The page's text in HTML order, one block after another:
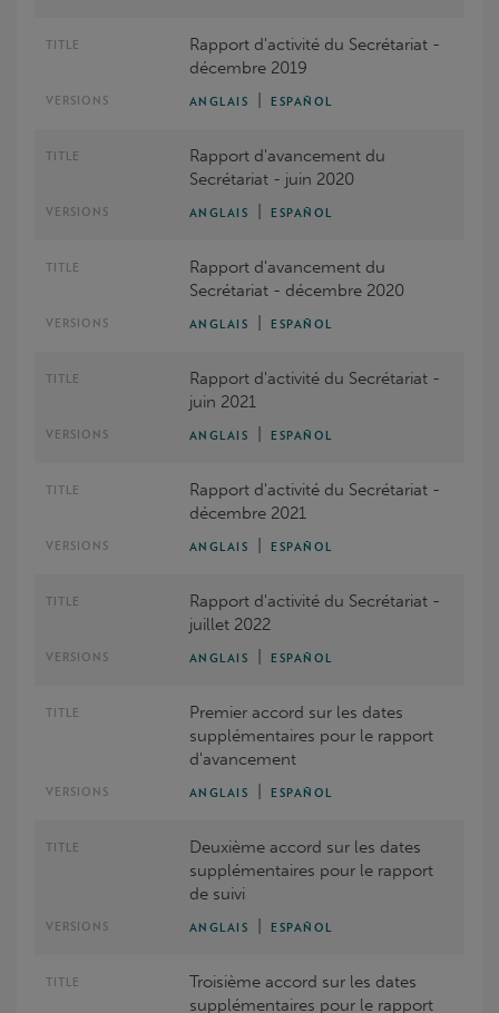
Rapport d'activité du Secrétariat -
décembre 2019
ANGLAIS ESPAÑOL
Rapport d'avancement du
Secrétariat - juin 2020
ANGLAIS ESPAÑOL
Rapport d'avancement du
Secrétariat - décembre 2020
ANGLAIS ESPAÑOL
Rapport d'activité du Secrétariat -
juin 2021
ANGLAIS ESPAÑOL
Rapport d'activité du Secrétariat -
décembre 2021
ANGLAIS ESPAÑOL
Rapport d'activité du Secrétariat -
juillet 2022
ANGLAIS ESPAÑOL
Premier accord sur les dates
supplémentaires pour le rapport
d'avancement
ANGLAIS ESPAÑOL
Deuxième accord sur les dates
supplémentaires pour le rapport
de suivi
ANGLAIS ESPAÑOL
Troisième accord sur les dates
supplémentaires pour le rapport